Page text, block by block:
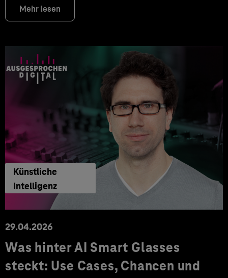
Mehr lesen
Künstliche
Intelligenz
29.04.2026
Was hinter AI Smart Glasses
steckt: Use Cases, Chancen und